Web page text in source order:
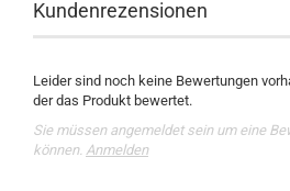
Kundenrezensionen
Leider sind noch keine Bewertungen
der das Produkt bewertet.
Sie müssen angemeldet sein um eine
können. Anmelden